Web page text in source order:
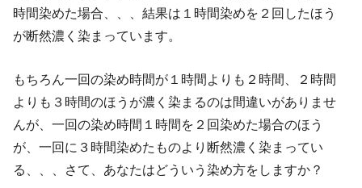
時間染めた場合、、、結果は１時間染めを２回したほう
が断然濃く染まっています。
もちろん一回の染め時間が１時間よりも２時間、２時間
よりも３時間のほうが濃く染まるのは間違いがありませ
んが、一回の染め時間１時間を２回染めた場合のほう
が、一回に３時間染めたものより断然濃く染まってい
る、、、さて、あなたはどういう染め方をしますか？